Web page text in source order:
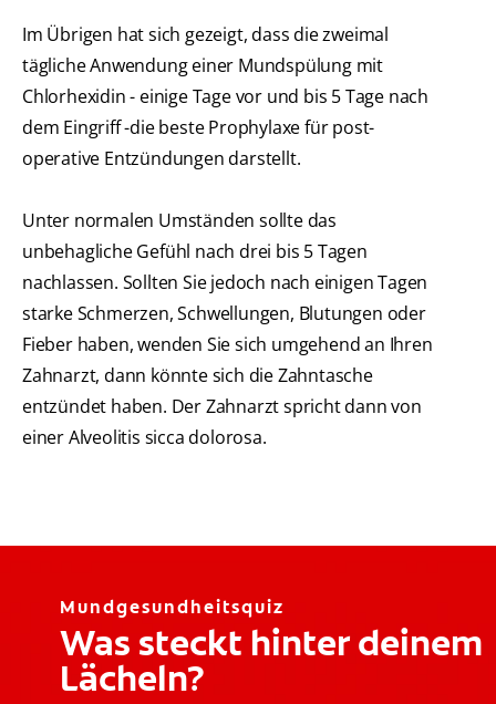
Im Übrigen hat sich gezeigt, dass die zweimal
tägliche Anwendung einer Mundspülung mit
Chlorhexidin - einige Tage vor und bis 5 Tage nach
dem Eingriff -die beste Prophylaxe für post-
operative Entzündungen darstellt.
Unter normalen Umständen sollte das
unbehagliche Gefühl nach drei bis 5 Tagen
nachlassen. Sollten Sie jedoch nach einigen Tagen
starke Schmerzen, Schwellungen, Blutungen oder
Fieber haben, wenden Sie sich umgehend an Ihren
Zahnarzt, dann könnte sich die Zahntasche
entzündet haben. Der Zahnarzt spricht dann von
einer Alveolitis sicca dolorosa.
Mundgesundheitsquiz
Was steckt hinter deinem
Lächeln?